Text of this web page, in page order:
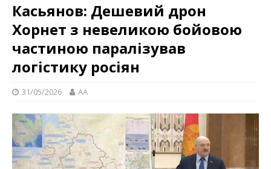
Касьянов: Дешевий дрон
Хорнет з невеликою бойовою
частиною паралізував
логістику росіян
31/05/2026 AA